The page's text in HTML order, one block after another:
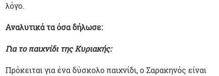
λόγο.
Αναλυτικά τα όσα δήλωσε:
Για το παιχνίδι της Κυριακής:
Πρόκειται για ένα δύσκολο παιχνίδι, ο Σαρακηνός είναι